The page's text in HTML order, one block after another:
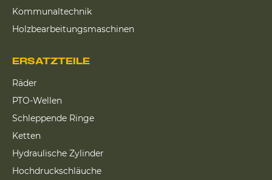
Kommunaltechnik
Holzbearbeitungsmaschinen
ERSATZTEILE
Räder
PTO-Wellen
Schleppende Ringe
Ketten
Hydraulische Zylinder
Hochdruckschläuche